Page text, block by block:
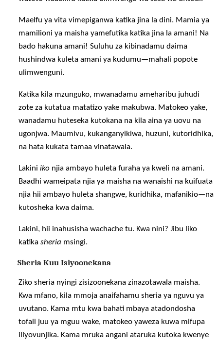
Maelfu ya vita vimepiganwa katika jina la dini. Mamia ya
mamilioni ya maisha yamefutika katika jina la amani! Na
bado hakuna amani! Suluhu za kibinadamu daima
hushindwa kuleta amani ya kudumu—mahali popote
ulimwenguni.
Katika kila mzunguko, mwanadamu ameharibu juhudi
zote za kutatua matatizo yake makubwa. Matokeo yake,
wanadamu huteseka kutokana na kila aina ya uovu na
ugonjwa. Maumivu, kukanganyikiwa, huzuni, kutoridhika,
na hata kukata tamaa vinatawala.
Lakiniiko njia ambayo huleta furaha ya kweli na amani.
Baadhi wameipata njia ya maisha na wanaishi na kuifuata
njia hii ambayo huleta shangwe, kuridhika, mafanikio—na
kutosheka kwa daima.
Lakini, hii inahusisha wachache tu. Kwa nini? Jibu liko
katikasheria msingi.
Sheria Kuu Isiyoonekana
Ziko sheria nyingi zisizoonekana zinazotawala maisha.
Kwa mfano, kila mmoja anaifahamu sheria ya nguvu ya
uvutano. Kama mtu kwa bahati mbaya atadondosha
tofali juu ya mguu wake, matokeo yaweza kuwa mifupa
iliyovunjika. Kama mruka angani ataruka kutoka kwenye